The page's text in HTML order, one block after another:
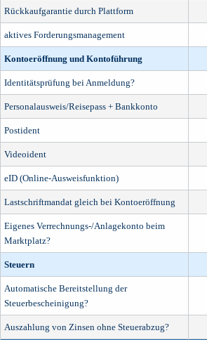
Rückkaufgarantie durch Plattform
aktives Forderungsmanagement
Kontoeröffnung und Kontoführung
Identitätsprüfung bei Anmeldung?
Personalausweis/Reisepass + Bankkonto
Postident
Videoident
eID (Online-Ausweisfunktion)
Lastschriftmandat gleich bei Kontoeröffnung
Eigenes Verrechnungs-/Anlagekonto beim
Marktplatz?
Steuern
Automatische Bereitstellung der
Steuerbescheinigung?
Auszahlung von Zinsen ohne Steuerabzug?